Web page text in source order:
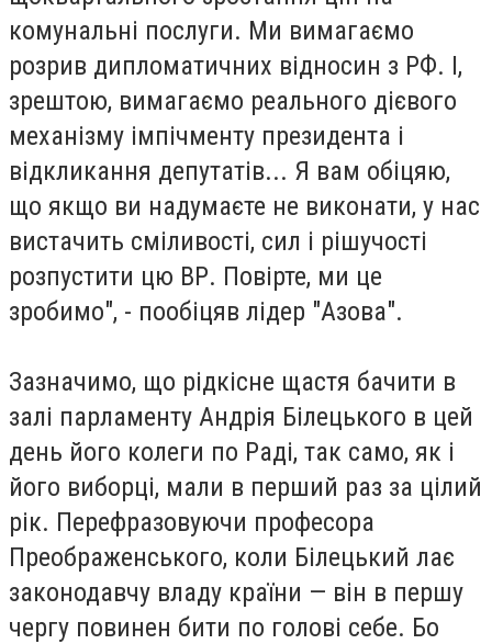
комунальні послуги. Ми вимагаємо
розрив дипломатичних відносин з РФ. І,
зрештою, вимагаємо реального дієвого
механізму імпічменту президента і
відкликання депутатів... Я вам обіцяю,
що якщо ви надумаєте не виконати, у нас
вистачить сміливості, сил і рішучості
розпустити цю ВР. Повірте, ми це
зробимо", - пообіцяв лідер "Азова".
Зазначимо, що рідкісне щастя бачити в
залі парламенту Андрія Білецького в цей
день його колеги по Раді, так само, як і
його виборці, мали в перший раз за цілий
рік. Перефразовуючи професора
Преображенського, коли Білецький лає
законодавчу владу країни — він в першу
чергу повинен бити по голові себе. Бо